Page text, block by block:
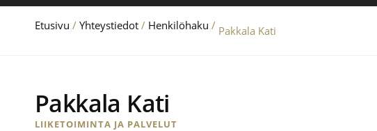
Etusivu / Yhteystiedot / Henkilöhaku / Pakkala Kati
Pakkala Kati
LIIKETOIMINTA JA PALVELUT